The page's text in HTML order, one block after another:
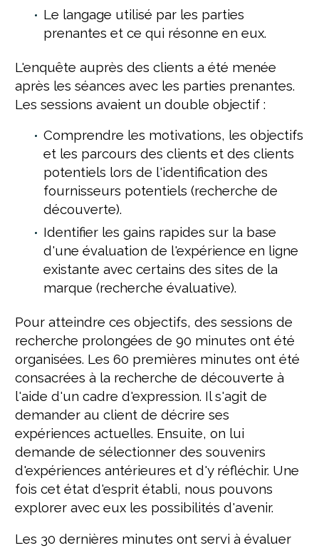
Le langage utilisé par les parties
prenantes et ce qui résonne en eux.
L'enquête auprès des clients a été menée
après les séances avec les parties prenantes.
Les sessions avaient un double objectif :
Comprendre les motivations, les objectifs
et les parcours des clients et des clients
potentiels lors de l'identification des
fournisseurs potentiels (recherche de
découverte).
Identifier les gains rapides sur la base
d'une évaluation de l'expérience en ligne
existante avec certains des sites de la
marque (recherche évaluative).
Pour atteindre ces objectifs, des sessions de
recherche prolongées de 90 minutes ont été
organisées. Les 60 premières minutes ont été
consacrées à la recherche de découverte à
l'aide d'un cadre d'expression. Il s'agit de
demander au client de décrire ses
expériences actuelles. Ensuite, on lui
demande de sélectionner des souvenirs
d'expériences antérieures et d'y réfléchir. Une
fois cet état d'esprit établi, nous pouvons
explorer avec eux les possibilités d'avenir.
Les 30 dernières minutes ont servi à évaluer